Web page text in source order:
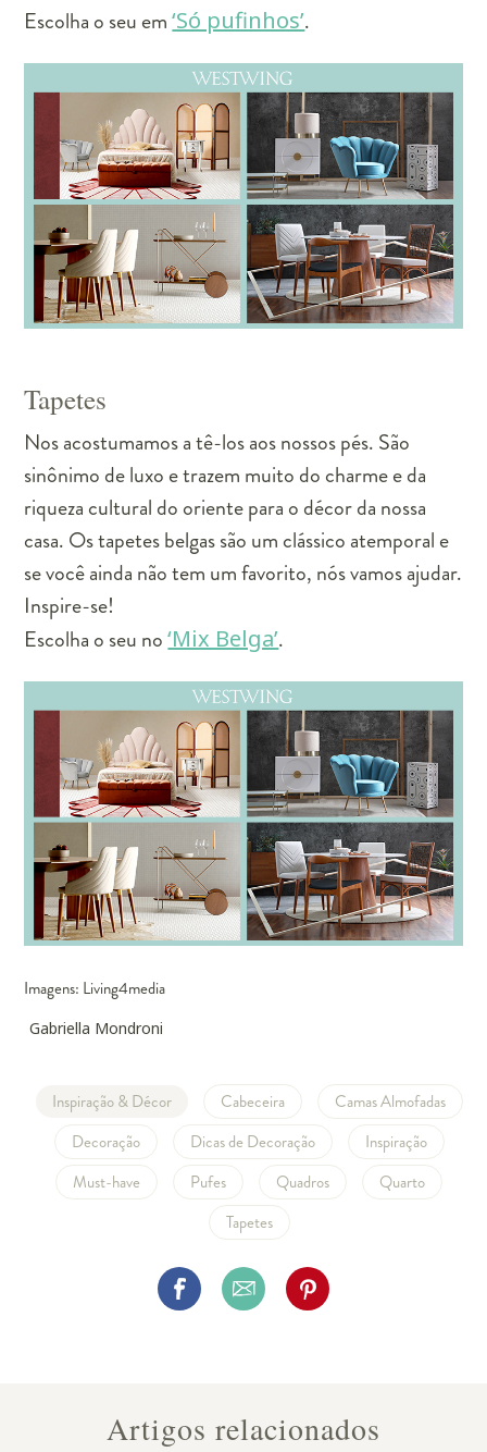
Escolha o seu em‘Só pufinhos’.
Tapetes
Nos acostumamos a tê-los aos nossos pés. São
sinônimo de luxo e trazem muito do charme e da
riqueza cultural do oriente para o décor da nossa
casa. Os tapetes belgas são um clássico atemporal e
se você ainda não tem um favorito, nós vamos ajudar.
Inspire-se!
Escolha o seu no‘Mix Belga’.
Imagens: Living4media
Gabriella Mondroni
Inspiração & Décor Cabeceira
Camas Almofadas
Decoração
Dicas de Decoração
Inspiração
Must-have
Pufes Quadros
Quarto
Tapetes
Artigos relacionados